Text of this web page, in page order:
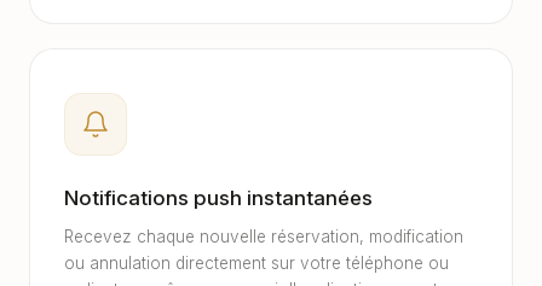
Notifications push instantanées
Recevez chaque nouvelle réservation, modification
ou annulation directement sur votre téléphone ou